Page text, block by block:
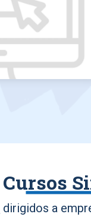
Cursos
dirigidos a